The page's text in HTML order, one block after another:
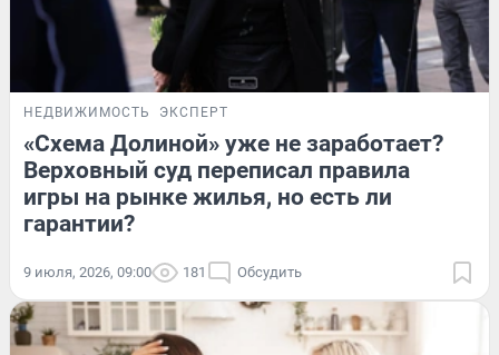
НЕДВИЖИМОСТЬ ЭКСПЕРТ
«Схема Долиной» уже не заработает?
Верховный суд переписал правила
игры на рынке жилья, но есть ли
гарантии?
9 июля, 2026, 09:00 181 Обсудить